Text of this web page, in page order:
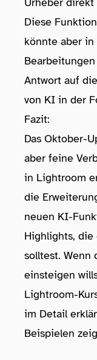
Diese
könnte aber
Antwort auf
von KI in der
Fazit:
Das Oktober-
aber feine
in Lightroom
die
neuen KI-
Highlights, die
solltest. Wenn
einsteigen
Lightroom-
im Detail
Beispielen